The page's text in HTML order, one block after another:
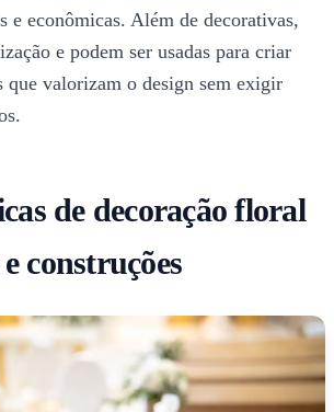
e econômicas. Além de decorativas,
e podem ser usadas para criar
que valorizam o design sem exigir
de decoração floral
construções